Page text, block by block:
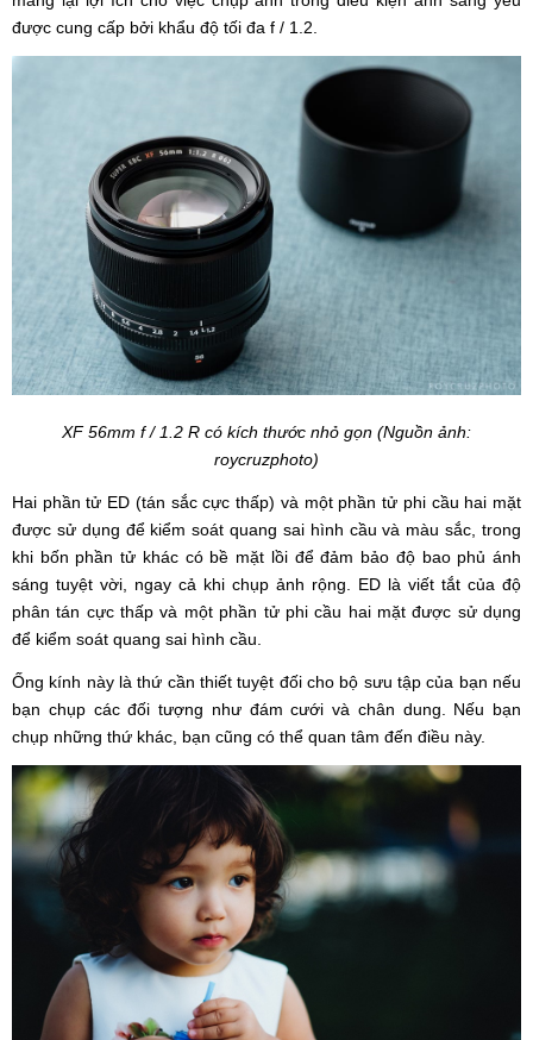
được cung cấp bởi khẩu độ tối đa f / 1.2.
XF 56mm f / 1.2 R có kích thước nhỏ gọn (Nguồn ảnh:
roycruzphoto)
Hai phần tử ED (tán sắc cực thấp) và một phần tử phi cầu hai mặt
được sử dụng để kiểm soát quang sai hình cầu và màu sắc, trong
khi bốn phần tử khác có bề mặt lồi để đảm bảo độ bao phủ ánh
sáng tuyệt vời, ngay cả khi chụp ảnh rộng. ED là viết tắt của độ
phân tán cực thấp và một phần tử phi cầu hai mặt được sử dụng
để kiểm soát quang sai hình cầu.
Ống kính này là thứ cần thiết tuyệt đối cho bộ sưu tập của bạn nếu
bạn chụp các đối tượng như đám cưới và chân dung. Nếu bạn
chụp những thứ khác, bạn cũng có thể quan tâm đến điều này.